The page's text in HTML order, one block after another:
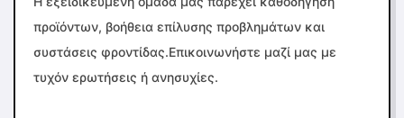
προϊόντων, βοήθεια επίλυσης προβλημάτων και
συστάσεις φροντίδας.Επικοινωνήστε μαζί μας με
τυχόν ερωτήσεις ή ανησυχίες.